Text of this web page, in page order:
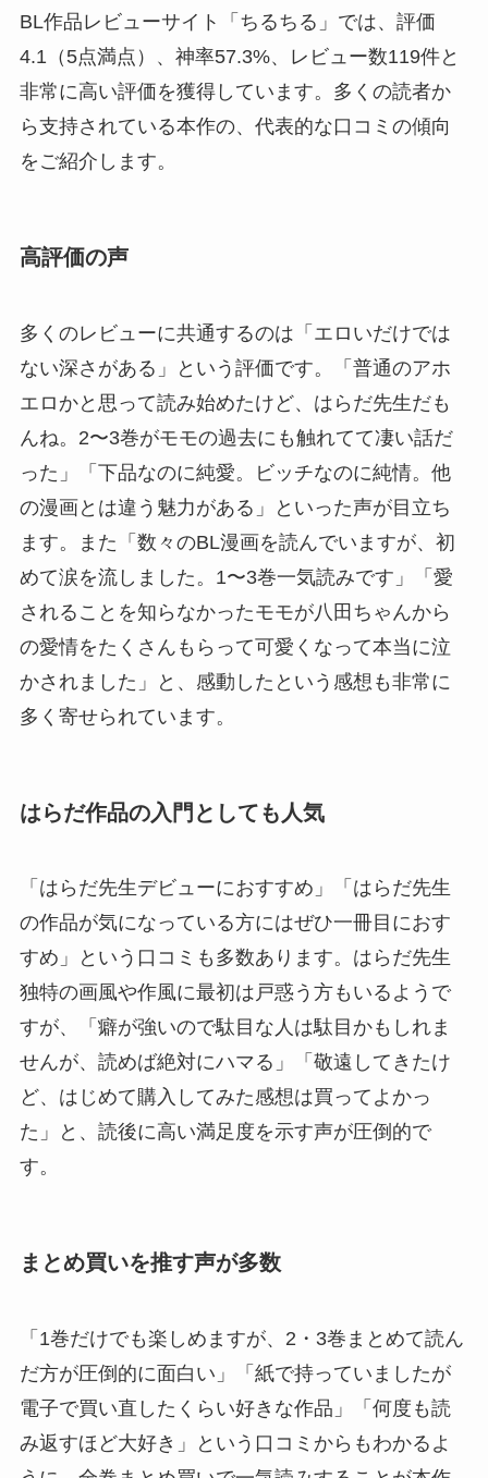
BL作品レビューサイト「ちるちる」では、評価
4.1（5点満点）、神率57.3%、レビュー数119件と
非常に高い評価を獲得しています。多くの読者か
ら支持されている本作の、代表的な口コミの傾向
をご紹介します。
高評価の声
多くのレビューに共通するのは「エロいだけでは
ない深さがある」という評価です。「普通のアホ
エロかと思って読み始めたけど、はらだ先生だも
んね。2〜3巻がモモの過去にも触れてて凄い話だ
った」「下品なのに純愛。ビッチなのに純情。他
の漫画とは違う魅力がある」といった声が目立ち
ます。また「数々のBL漫画を読んでいますが、初
めて涙を流しました。1〜3巻一気読みです」「愛
されることを知らなかったモモが八田ちゃんから
の愛情をたくさんもらって可愛くなって本当に泣
かされました」と、感動したという感想も非常に
多く寄せられています。
はらだ作品の入門としても人気
「はらだ先生デビューにおすすめ」「はらだ先生
の作品が気になっている方にはぜひ一冊目におす
すめ」という口コミも多数あります。はらだ先生
独特の画風や作風に最初は戸惑う方もいるようで
すが、「癖が強いので駄目な人は駄目かもしれま
せんが、読めば絶対にハマる」「敬遠してきたけ
ど、はじめて購入してみた感想は買ってよかっ
た」と、読後に高い満足度を示す声が圧倒的で
す。
まとめ買いを推す声が多数
「1巻だけでも楽しめますが、2・3巻まとめて読ん
だ方が圧倒的に面白い」「紙で持っていましたが
電子で買い直したくらい好きな作品」「何度も読
み返すほど大好き」という口コミからもわかるよ